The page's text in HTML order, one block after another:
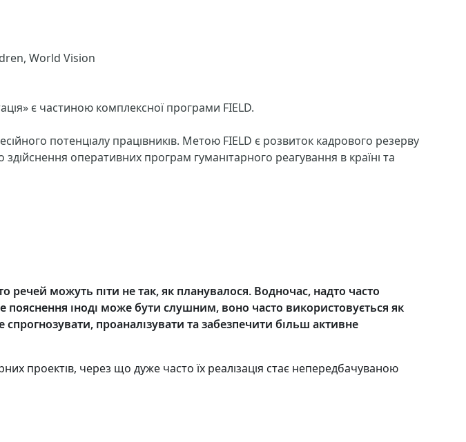
World Vision
є частиною комплексної програми FIELD.
потенціалу працівників. Метою FIELD є розвиток кадрового резерву
оперативних програм гуманітарного реагування в країні та
речей можуть піти не так, як планувалося. Водночас, надто часто
пояснення іноді може бути слушним, воно часто використовується як
проаналізувати та забезпечити більш активне
проектів, через що дуже часто їх реалізація стає непередбачуваною